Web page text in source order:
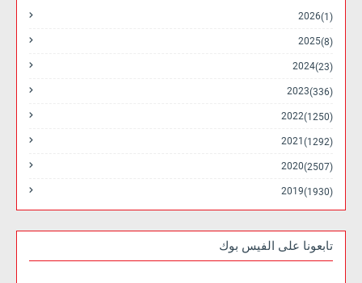
2026 (1)
2025 (8)
2024 (23)
2023 (336)
2022 (1250)
2021 (1292)
2020 (2507)
2019 (1930)
تابعونا على الفيس بوك